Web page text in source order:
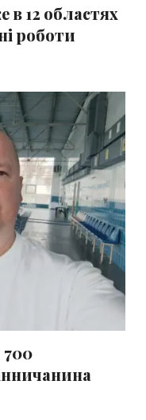
в 12 областях
роботи